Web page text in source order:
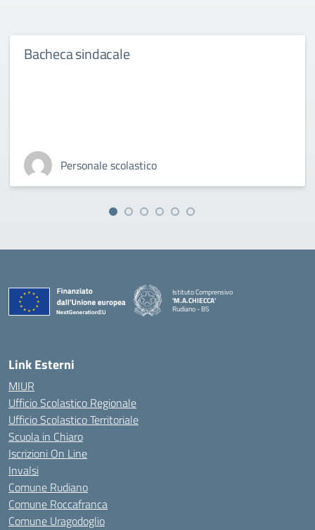
Bacheca sindacale
Personale scolastico
Istituto Comprensivo
'M.A.CHIECCA'
Rudiano - BS
Link Esterni
MIUR
Ufficio Scolastico Regionale
Ufficio Scolastico Territoriale
Scuola in Chiaro
Iscrizioni On Line
Invalsi
Comune Rudiano
Comune Roccafranca
Comune Uragodoglio